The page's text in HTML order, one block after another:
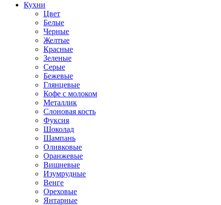
Кухни
Цвет
Белые
Черные
Желтые
Красные
Зеленые
Серые
Бежевые
Глянцевые
Кофе с молоком
Металлик
Слоновая кость
Фуксия
Шоколад
Шампань
Оливковые
Оранжевые
Вишневые
Изумрудные
Венге
Ореховые
Янтарные